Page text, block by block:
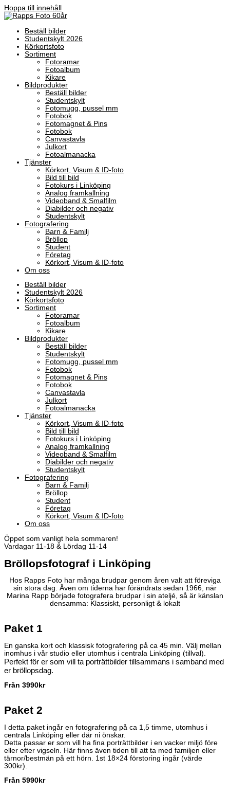
Hoppa till innehåll
Beställ bilder
Studentskylt 2026
Körkortsfoto
Sortiment
Fotoramar
Fotoalbum
Kikare
Bildprodukter
Beställ bilder
Studentskylt
Fotomugg, pussel mm
Fotobok
Fotomagnet & Pins
Fotobok
Canvastavla
Julkort
Fotoalmanacka
Tjänster
Körkort, Visum & ID-foto
Bild till bild
Fotokurs i Linköping
Analog framkallning
Videoband & Smalfilm
Diabilder och negativ
Studentskylt
Fotografering
Barn & Familj
Bröllop
Student
Företag
Körkort, Visum & ID-foto
Om oss
Beställ bilder
Studentskylt 2026
Körkortsfoto
Sortiment
Fotoramar
Fotoalbum
Kikare
Bildprodukter
Beställ bilder
Studentskylt
Fotomugg, pussel mm
Fotobok
Fotomagnet & Pins
Fotobok
Canvastavla
Julkort
Fotoalmanacka
Tjänster
Körkort, Visum & ID-foto
Bild till bild
Fotokurs i Linköping
Analog framkallning
Videoband & Smalfilm
Diabilder och negativ
Studentskylt
Fotografering
Barn & Familj
Bröllop
Student
Företag
Körkort, Visum & ID-foto
Om oss
Öppet som vanligt hela sommaren!
Vardagar 11-18 & Lördag 11-14
Bröllopsfotograf i Linköping
Hos Rapps Foto har många brudpar genom åren valt att föreviga
sin stora dag. Även om tiderna har förändrats sedan 1966, när
Marina Rapp började fotografera brudpar i sin ateljé, så är känslan
densamma: Klassiskt, personligt & lokalt
Paket 1
En ganska kort och klassisk fotografering på ca 45 min. Välj mellan
inomhus i vår studio eller utomhus i centrala Linköping (tillval).
Perfekt för er som vill ta porträttbilder tillsammans i samband med
er bröllopsdag.
Från 3990kr
Paket 2
I detta paket ingår en fotografering på ca 1,5 timme, utomhus i
centrala Linköping eller där ni önskar.
Detta passar er som vill ha fina porträttbilder i en vacker miljö före
eller efter vigseln. Här finns även tiden till att ta med familjen eller
tärnor/bestmän på ett hörn. 1st 18×24 förstoring ingår (värde
300kr).
Från 5990kr